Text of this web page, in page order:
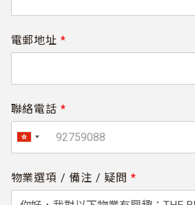
電郵地址 *
聯絡電話 *
物業選項 / 備注 / 疑問 *